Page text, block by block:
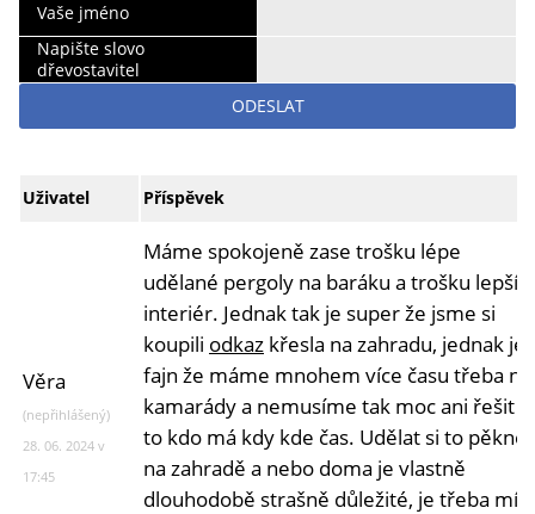
Vaše jméno
Napište slovo
dřevostavitel
ODESLAT
Uživatel Příspěvek
Věra
(nepřihlášený)
28. 06. 2024 v
17:45
Máme spokojeně zase trošku lépe
udělané pergoly na baráku a trošku lepší
interiér. Jednak tak je super že jsme si
koupili odkaz křesla na zahradu, jednak je
fajn že máme mnohem více času třeba na
kamarády a nemusíme tak moc ani řešit
to kdo má kdy kde čas. Udělat si to pěkné
na zahradě a nebo doma je vlastně
dlouhodobě strašně důležité, je třeba mít